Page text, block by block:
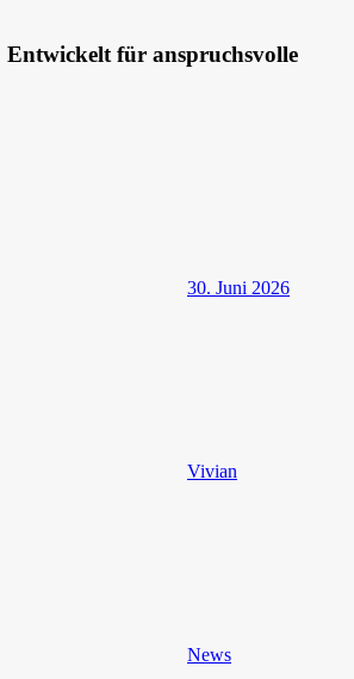
für anspruchsvolle
30. Juni 2026
Vivian
News